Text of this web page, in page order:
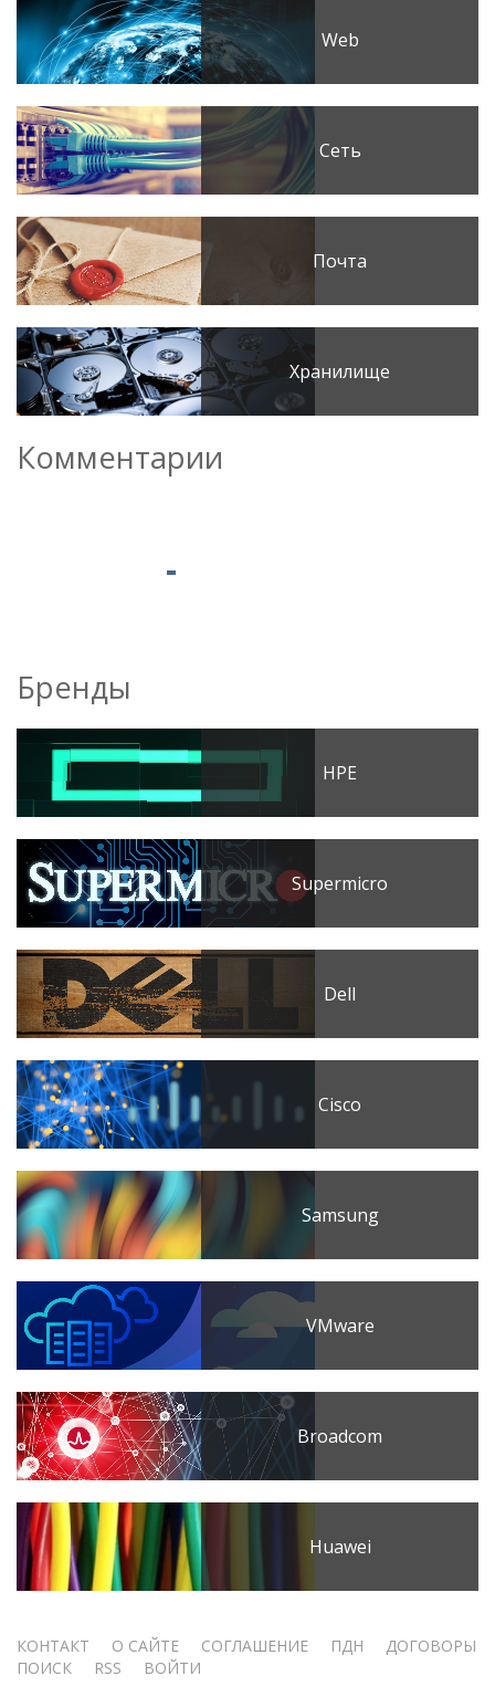
Web
Сеть
Почта
Хранилище
Комментарии
Бренды
HPE
Supermicro
Dell
Cisco
Samsung
VMware
Broadcom
Huawei
Меню
КОНТАКТ О САЙТЕ СОГЛАШЕНИЕ ПДН
ДОГОВОРЫ
ПОИСК
RSS ВОЙТИ